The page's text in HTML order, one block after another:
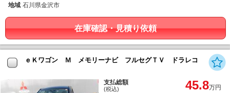
地域 石川県金沢市
在庫確認・見積り依頼
ｅＫワゴン Ｍ メモリーナビ フルセグＴＶ ドラレコ
支払総額
(税込) 45.8万円